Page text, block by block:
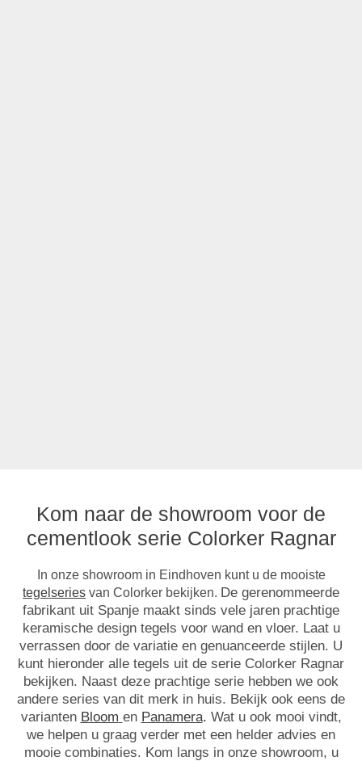
Kom naar de showroom voor de
cementlook serie Colorker Ragnar
In onze showroom in Eindhoven kunt u de mooiste
tegelseries van Colorker bekijken. De gerenommeerde
fabrikant uit Spanje maakt sinds vele jaren prachtige
keramische design tegels voor wand en vloer. Laat u
verrassen door de variatie en genuanceerde stijlen. U
kunt hieronder alle tegels uit de serie Colorker Ragnar
bekijken. Naast deze prachtige serie hebben we ook
andere series van dit merk in huis. Bekijk ook eens de
varianten Bloom en Panamera. Wat u ook mooi vindt,
we helpen u graag verder met een helder advies en
mooie combinaties. Kom langs in onze showroom, u